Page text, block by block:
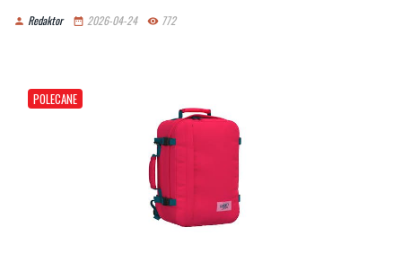
person Redaktor date_range 2026-04-24 remove_red_eye 772
POLECANE